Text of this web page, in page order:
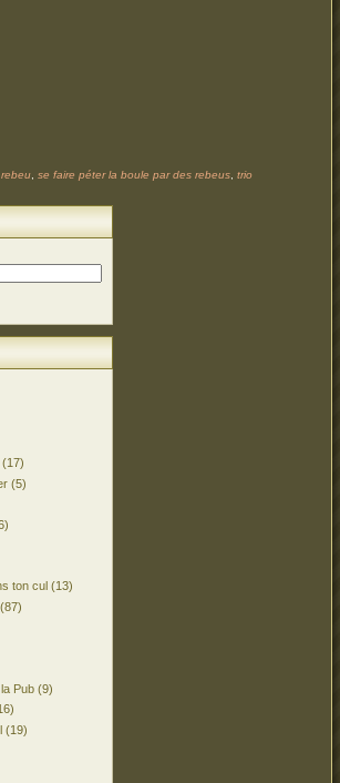
rebeu se faire péter la boule par des rebeus trio
(17)
(5)
ton cul (13)
(87)
Pub (9)
(19)